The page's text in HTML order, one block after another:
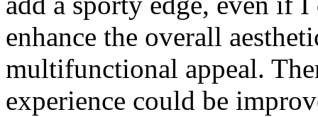
enhance the overall
multifunctional appeal.
experience could be